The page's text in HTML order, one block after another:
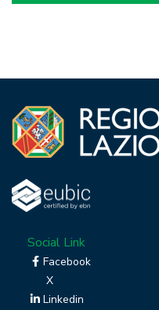
Social Link
Facebook
X
Linkedin